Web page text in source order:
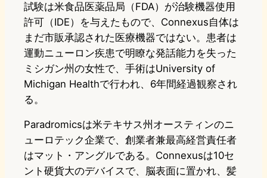
試験は米食品医薬品局（FDA）が治験機器使用
許可（IDE）を与えたもので、Connexus自体は
まだ市販承認された医療機器ではない。患者は
運動ニューロン疾患で明瞭な発話能力を失った
ミシガン州の女性で、手術はUniversity of
Michigan Healthで行われ、6年間経過観察され
る。
Paradromicsは米テキサス州オースティンのニ
ューロテック企業で、創業者兼最高経営責任者
はマット・アングルである。Connexusは10セ
ント硬貨大のデバイスで、脳表面に置かれ、髪